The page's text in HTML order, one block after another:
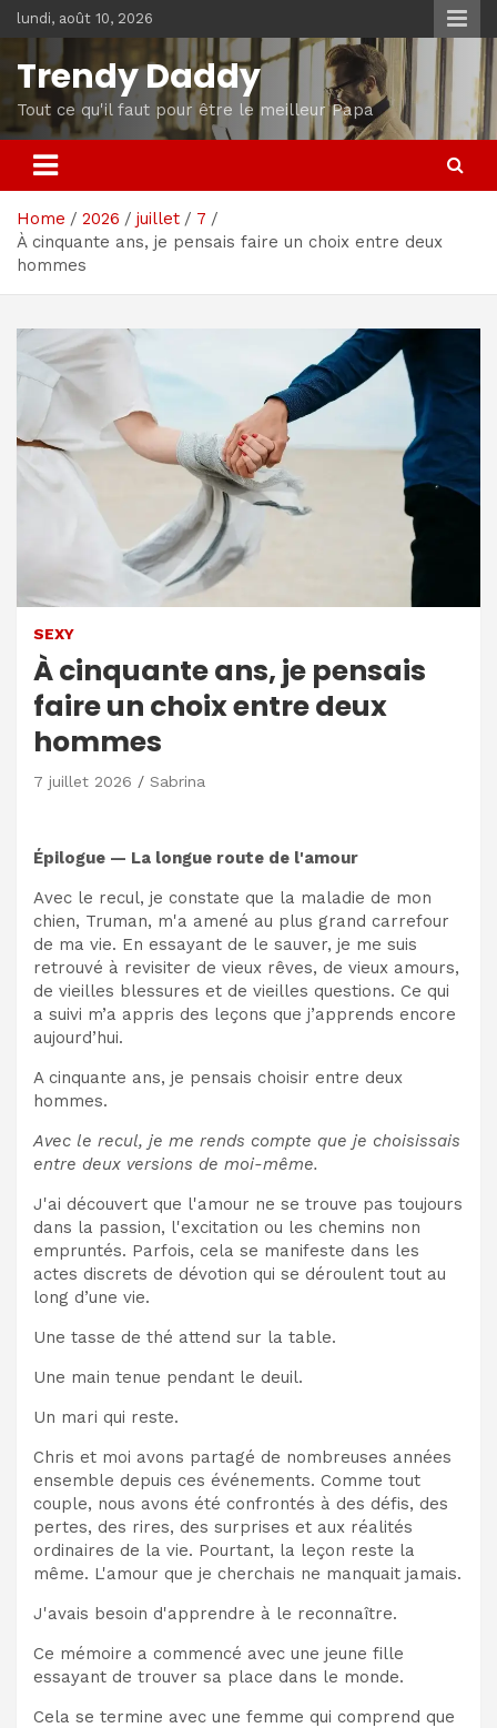
Skip
to
content
lundi, août 10, 2026
Trendy Daddy
Tout ce qu'il faut pour être le meilleur Papa
Home 2026 juillet
7
À cinquante ans, je pensais faire un choix entre deux
hommes
SEXY
À cinquante ans, je pensais
faire un choix entre deux
hommes
7 juillet 2026 Sabrina
Épilogue — La longue route de l'amour
Avec le recul, je constate que la maladie de mon
chien, Truman, m'a amené au plus grand carrefour
de ma vie. En essayant de le sauver, je me suis
retrouvé à revisiter de vieux rêves, de vieux amours,
de vieilles blessures et de vieilles questions. Ce qui
a suivi m’a appris des leçons que j’apprends encore
aujourd’hui.
A cinquante ans, je pensais choisir entre deux
hommes.
Avec le recul, je me rends compte que je choisissais
entre deux versions de moi-même.
J'ai découvert que l'amour ne se trouve pas toujours
dans la passion, l'excitation ou les chemins non
empruntés. Parfois, cela se manifeste dans les
actes discrets de dévotion qui se déroulent tout au
long d’une vie.
Une tasse de thé attend sur la table.
Une main tenue pendant le deuil.
Un mari qui reste.
Chris et moi avons partagé de nombreuses années
ensemble depuis ces événements. Comme tout
couple, nous avons été confrontés à des défis, des
pertes, des rires, des surprises et aux réalités
ordinaires de la vie. Pourtant, la leçon reste la
même. L'amour que je cherchais ne manquait jamais.
J'avais besoin d'apprendre à le reconnaître.
Ce mémoire a commencé avec une jeune fille
essayant de trouver sa place dans le monde.
Cela se termine avec une femme qui comprend que